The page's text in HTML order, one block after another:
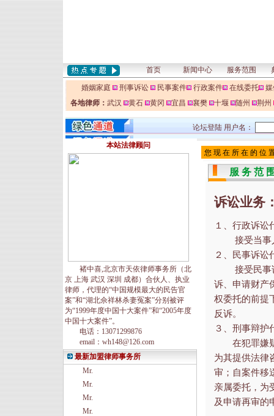
首页 新闻中心 服务范围
婚姻家庭 刑事诉讼 民事案件 行政案件 在线委托
媒
各地律师： 武汉 黄石 黄冈 宜昌 襄樊 十堰 随州 荆州
论坛登陆 用户名：
本站法律顾问
褚中喜,北京市天依律师事务所（北
京 上海 武汉 深圳 成都）合伙人、执业
律师，代理的“中国规模最大的民告官
案”和“湖北佘祥林杀妻冤案”分别被评
为“1999年度中国十大案件”和“2005年度
中国十大案件”。
电话：13071299876
email：wh148@126.com
最新加盟律师事务所
Mr.
Mr.
Mr.
Mr.
您 现 在 所 在 的 位
服 务 范
诉讼业务
１、行政诉讼
接受当事人
２、民事诉讼
接受民事诉
诉、申请财产
权委托的前提
反诉。
３、刑事辩护
在犯罪嫌疑
为其提供法律
审；自案件移
亲属委托，为
及申请再审